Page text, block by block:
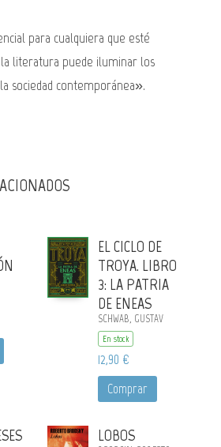
para cualquiera que esté
literatura puede iluminar los
sociedad contemporánea».
EL CICLO DE
TROYA. LIBRO
3: LA PATRIA
DE ENEAS
SCHWAB, GUSTAV
En stock
12,90 €
Comprar
LOBOS